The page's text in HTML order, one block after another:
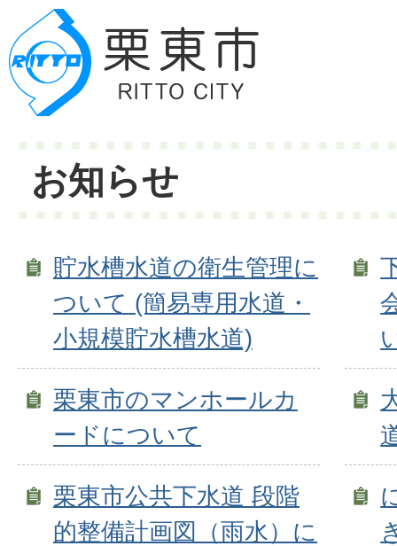
お知らせ
貯水槽水道の衛生管理に
ついて (簡易専用水道・
小規模貯水槽水道)
栗東市のマンホールカ
ードについて
栗東市公共下水道 段階
的整備計画図（雨水）に